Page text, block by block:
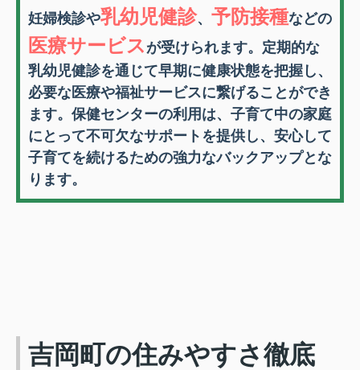
妊婦検診や乳幼児健診、 予防接種などの
医療サービス が受けられます。定期的な
乳幼児健診を通じて早期に健康状態を把握し、
必要な医療や福祉サービスに繋げることができ
ます。保健センターの利用は、子育て中の家庭
にとって不可欠なサポートを提供し、安心して
子育てを続けるための強力なバックアップとな
ります。
吉岡町の住みやすさ徹底